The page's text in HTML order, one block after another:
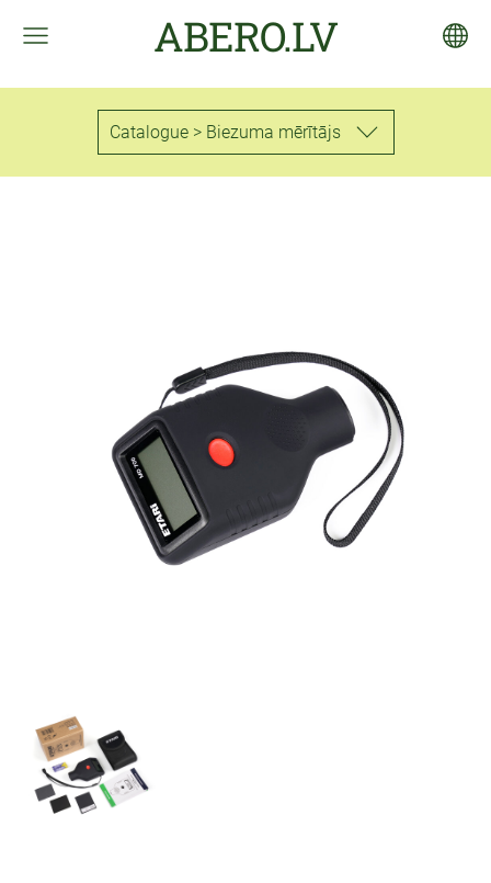
ABERO.LV
Catalogue > Biezuma mērītājs